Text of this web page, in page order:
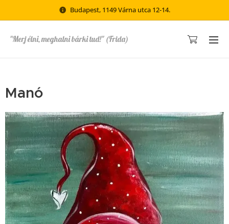
Budapest, 1149 Várna utca 12-14.
"Merj élni, meghalni bárki tud!" (Frida)
Manó